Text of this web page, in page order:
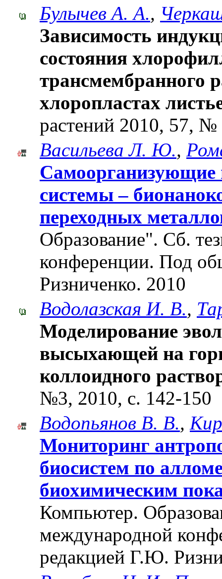
Булычев А. А.,
Зависимость
состояния
трансмембранного
хлоропластах
растений 2010, 57, №
Васильева Л. Ю.,
системы –
переходных
Образование". Cб.
конференции. Под
Ризниченко. 2010
Водолазская И. В.,
Моделирование
высыхающей на
коллоидного
№3, 2010, с. 142-150
Водопьянов В. В.,
Мониторинг
биосистем по
биохимическим
Компьютер.
международной
редакцией Г.Ю.